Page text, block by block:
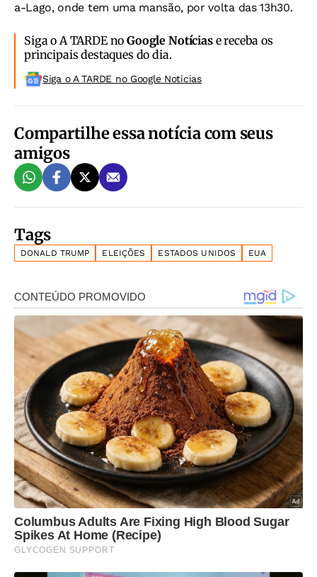
a-Lago, onde tem uma mansão, por volta das 13h30.
Siga o A TARDE noGoogle Notíciase receba os
principais destaques do dia.
Siga o A TARDE no Google Noticias
Compartilhe essa notícia com seus
amigos
Tags
DONALD TRUMP ELEIÇÕES ESTADOS UNIDOS EUA